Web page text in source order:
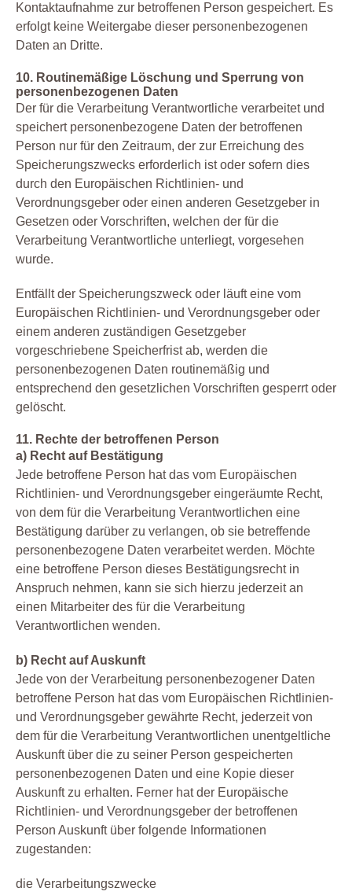
Kontaktaufnahme zur betroffenen Person gespeichert. Es
erfolgt keine Weitergabe dieser personenbezogenen
Daten an Dritte.
10. Routinemäßige Löschung und Sperrung von
personenbezogenen Daten
Der für die Verarbeitung Verantwortliche verarbeitet und
speichert personenbezogene Daten der betroffenen
Person nur für den Zeitraum, der zur Erreichung des
Speicherungszwecks erforderlich ist oder sofern dies
durch den Europäischen Richtlinien- und
Verordnungsgeber oder einen anderen Gesetzgeber in
Gesetzen oder Vorschriften, welchen der für die
Verarbeitung Verantwortliche unterliegt, vorgesehen
wurde.
Entfällt der Speicherungszweck oder läuft eine vom
Europäischen Richtlinien- und Verordnungsgeber oder
einem anderen zuständigen Gesetzgeber
vorgeschriebene Speicherfrist ab, werden die
personenbezogenen Daten routinemäßig und
entsprechend den gesetzlichen Vorschriften gesperrt oder
gelöscht.
11. Rechte der betroffenen Person
a) Recht auf Bestätigung
Jede betroffene Person hat das vom Europäischen
Richtlinien- und Verordnungsgeber eingeräumte Recht,
von dem für die Verarbeitung Verantwortlichen eine
Bestätigung darüber zu verlangen, ob sie betreffende
personenbezogene Daten verarbeitet werden. Möchte
eine betroffene Person dieses Bestätigungsrecht in
Anspruch nehmen, kann sie sich hierzu jederzeit an
einen Mitarbeiter des für die Verarbeitung
Verantwortlichen wenden.
b) Recht auf Auskunft
Jede von der Verarbeitung personenbezogener Daten
betroffene Person hat das vom Europäischen Richtlinien-
und Verordnungsgeber gewährte Recht, jederzeit von
dem für die Verarbeitung Verantwortlichen unentgeltliche
Auskunft über die zu seiner Person gespeicherten
personenbezogenen Daten und eine Kopie dieser
Auskunft zu erhalten. Ferner hat der Europäische
Richtlinien- und Verordnungsgeber der betroffenen
Person Auskunft über folgende Informationen
zugestanden:
die Verarbeitungszwecke